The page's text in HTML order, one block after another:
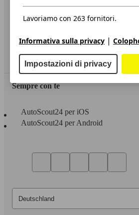
Privacy
Dichiarazione di Accessibilità
Servizi
Area rivenditori
Sempre con te
AutoScout24 per iOS
AutoScout24 per Android
Lavoriamo con 263 fornitori.
Informativa sulla privacy |
Impostazioni di privacy